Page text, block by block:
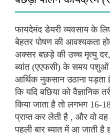
फायदेमंद डेयरी व्यवसाय के
बेहतर पोषण की आवश्यकता
अक्सर बछड़े की उच्च मृत्यु
ब्यांत (एएफसी) के समय
आर्थिक नुकसान उठाना पड़ता
कि यदि बछिया को वैज्ञानिक
किया जाता है तो लगभग 16-
प्राप्त कर लेती है , और वो
पहली बार ब्यात में आ जाती है